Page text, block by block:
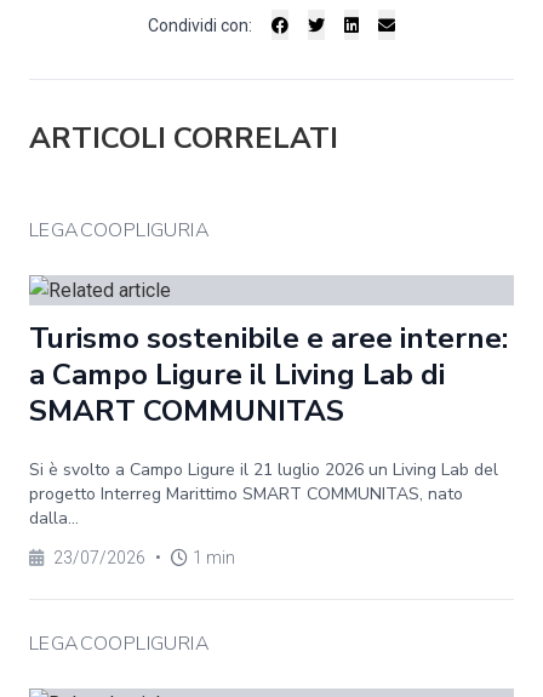
Condividi con:
ARTICOLI CORRELATI
LEGACOOPLIGURIA
Turismo sostenibile e aree interne:
a Campo Ligure il Living Lab di
SMART COMMUNITAS
Si è svolto a Campo Ligure il 21 luglio 2026 un Living Lab del
progetto Interreg Marittimo SMART COMMUNITAS, nato
dalla...
23/07/2026 • 1 min
LEGACOOPLIGURIA